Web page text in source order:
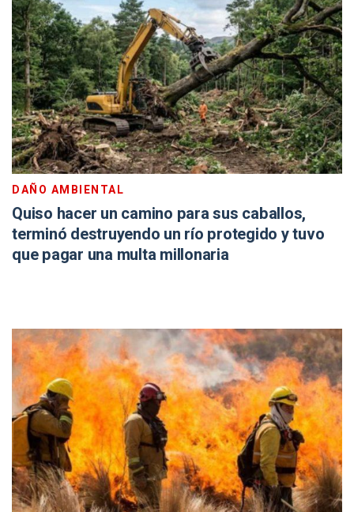
DAÑO AMBIENTAL
Quiso hacer un camino para sus caballos,
terminó destruyendo un río protegido y tuvo
que pagar una multa millonaria